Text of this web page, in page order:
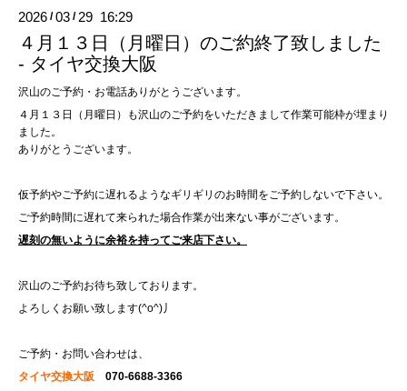
2026 /03 / 29 16:29
４月１３日（月曜日）のご約終了致しました
- タイヤ交換大阪
沢山のご予約・お電話ありがとうございます。
４月１３日（月曜日）も沢山のご予約をいただきまして作業可能枠が埋まり
ました。
ありがとうございます。
仮予約やご予約に遅れるようなギリギリのお時間をご予約しないで下さい。
ご予約時間に遅れて来られた場合作業が出来ない事がございます。
遅刻の無いように余裕を持ってご来店下さい。
沢山のご予約お待ち致しております。
よろしくお願い致します(^o^)丿
ご予約・お問い合わせは、
タイヤ交換大阪 070-6688-3366